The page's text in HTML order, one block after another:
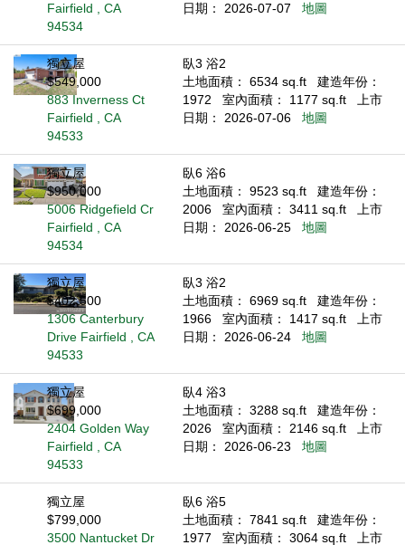
Fairfield , CA
94534
日期： 2026-07-07
地圖
獨立屋
$549,000
883 Inverness Ct
Fairfield , CA
94533
臥3 浴2
土地面積： 6534 sq.ft
建造年份：
1972
室內面積： 1177 sq.ft
上市
日期： 2026-07-06
地圖
獨立屋
$950,000
5006 Ridgefield Cr
Fairfield , CA
94534
臥6 浴6
土地面積： 9523 sq.ft
建造年份：
2006
室內面積： 3411 sq.ft
上市
日期： 2026-06-25
地圖
獨立屋
$402,500
1306 Canterbury
Drive Fairfield , CA
94533
臥3 浴2
土地面積： 6969 sq.ft
建造年份：
1966
室內面積： 1417 sq.ft
上市
日期： 2026-06-24
地圖
獨立屋
$699,000
2404 Golden Way
Fairfield , CA
94533
臥4 浴3
土地面積： 3288 sq.ft
建造年份：
2026
室內面積： 2146 sq.ft
上市
日期： 2026-06-23
地圖
獨立屋
$799,000
3500 Nantucket Dr
臥6 浴5
土地面積： 7841 sq.ft
建造年份：
1977
室內面積： 3064 sq.ft 上市